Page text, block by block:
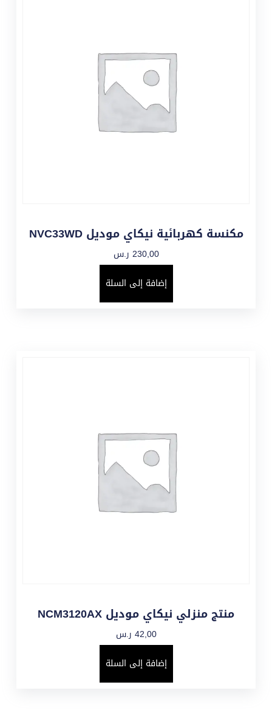
مكنسة كهربائية نيكاي موديل NVC33WD
230,00 ر.س
إضافة إلى السلة
منتج منزلي نيكاي موديل NCM3120AX
42,00 ر.س
إضافة إلى السلة